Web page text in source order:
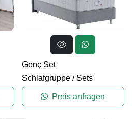
Genç Set
Schlafgruppe/ Sets
Preis anfragen